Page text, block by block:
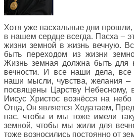
Хотя уже пасхальные дни
в нашем сердце всегда. Пасха –
жизни земной в жизнь вечную.
быть переходом из жизни
Жизнь земная должна быть для
вечности. И все наши дела,
наши мысли, чувства, желания
посвящены Царству Небесному,
Иисус Христос вознёсся на
Отца, Он является Ходатаем,
нас, чтобы и мы тоже имели
земной, чтобы мы жили для
тоже возносились постоянно от